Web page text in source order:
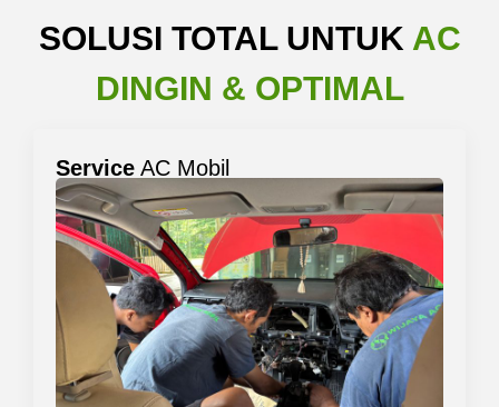
SOLUSI TOTAL UNTUK AC
DINGIN & OPTIMAL
Service AC Mobil